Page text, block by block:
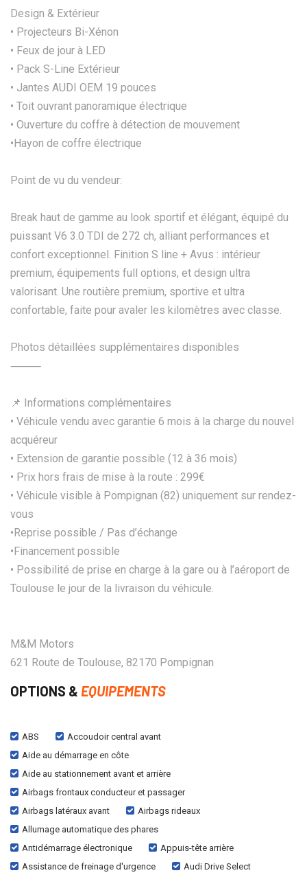
Design & Extérieur
• Projecteurs Bi-Xénon
• Feux de jour à LED
• Pack S-Line Extérieur
• Jantes AUDI OEM 19 pouces
• Toit ouvrant panoramique électrique
• Ouverture du coffre à détection de mouvement
•Hayon de coffre électrique
Point de vu du vendeur:
Break haut de gamme au look sportif et élégant, équipé du
puissant V6 3.0 TDI de 272 ch, alliant performances et
confort exceptionnel. Finition S line + Avus : intérieur
premium, équipements full options, et design ultra
valorisant. Une routière premium, sportive et ultra
confortable, faite pour avaler les kilomètres avec classe.
Photos détaillées supplémentaires disponibles
⸻
📌 Informations complémentaires
• Véhicule vendu avec garantie 6 mois à la charge du nouvel
acquéreur
• Extension de garantie possible (12 à 36 mois)
• Prix hors frais de mise à la route : 299€
• Véhicule visible à Pompignan (82) uniquement sur rendez-
vous
•Reprise possible / Pas d’échange
•Financement possible
• Possibilité de prise en charge à la gare ou à l’aéroport de
Toulouse le jour de la livraison du véhicule.
M&M Motors
621 Route de Toulouse, 82170 Pompignan
OPTIONS & EQUIPEMENTS
ABS
Accoudoir central avant
Aide au démarrage en côte
Aide au stationnement avant et arrière
Airbags frontaux conducteur et passager
Airbags latéraux avant
Airbags rideaux
Allumage automatique des phares
Antidémarrage électronique
Appuis-tête arrière
Assistance de freinage d'urgence
Audi Drive Select